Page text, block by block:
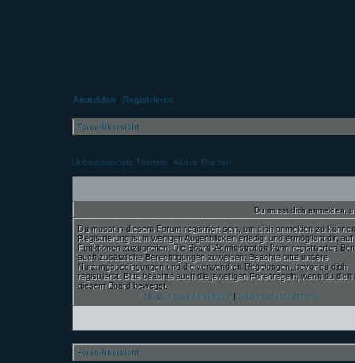
Anmelden Registrieren
Foren-Übersicht
Unbeantwortete Themen Aktive Themen
Du musst dich anmelden,
Du musst in diesem Forum registriert sein, um dich anmelden zu
Registrierung ist in wenigen Augenblicken erledigt und ermöglicht dir, auf
Funktionen zuzugreifen. Die Board-Administration kann registrierten
auch zusätzliche Berechtigungen zuweisen. Beachte bitte unsere
Nutzungsbedingungen und die verwandten Regelungen, bevor du dich
registrierst. Bitte beachte auch die jeweiligen Forenregeln, wenn du dich
diesem Board bewegst.
Nutzungsbedingungen | Datenschutzrichtlinie
Foren-Übersicht